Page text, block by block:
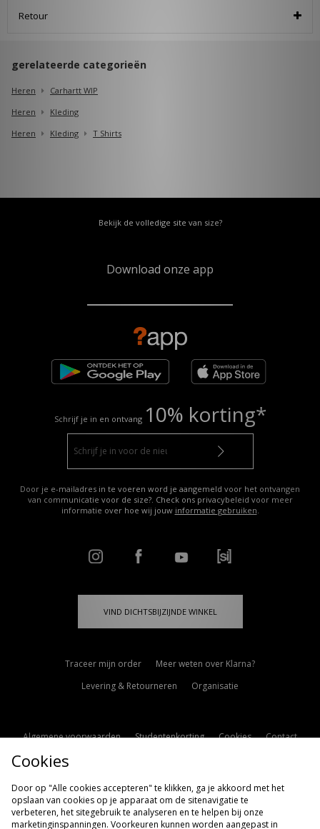
Retour
gerelateerde categorieën
Heren
Carhartt WIP
Heren
Kleding
Heren
Kleding T Shirts
Bekijk de volledige site van size?
Download onze app
Schrijf je in en ontvang 10% korting*
Door je e-mailadres in te voeren word je aangemeld voor het ontvangen
van communicatie voor de size?. Check ons privacybeleid voor meer
informatie over hoe wij jouw informatie gebruiken
VIND DICHTSBIJZIJNDE WINKEL
Traceer mijn order
Meer weten over Klarna?
Levering & Retourneren
Organisatie
Algemene voorwaarden Studentenkorting Cookies
Contact
Cookie Instellingen
Cookies
Door op "Alle cookies accepteren" te klikken, ga je akkoord met het
opslaan van cookies op je apparaat om de sitenavigatie te
verbeteren, het sitegebruik te analyseren en te helpen bij onze
marketinginspanningen. Voorkeuren kunnen worden aangepast in